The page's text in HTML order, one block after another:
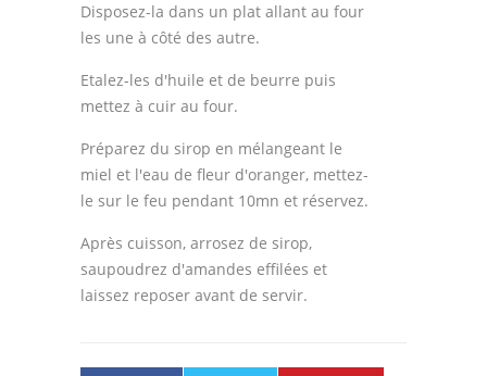
Disposez-la dans un plat allant au four
les une à côté des autre.
Etalez-les d'huile et de beurre puis
mettez à cuir au four.
Préparez du sirop en mélangeant le
miel et l'eau de fleur d'oranger, mettez-
le sur le feu pendant 10mn et réservez.
Après cuisson, arrosez de sirop,
saupoudrez d'amandes effilées et
laissez reposer avant de servir.